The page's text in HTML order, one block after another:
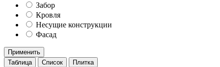
Забор
Кровля
Несущие конструкции
Фасад
Применить
Таблица
Список Плитка